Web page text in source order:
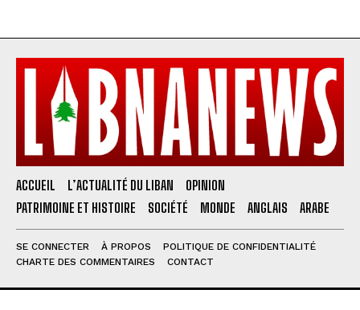
ACCUEIL L’ACTUALITÉ DU LIBAN
OPINION
PATRIMOINE ET HISTOIRE
SOCIÉTÉ MONDE ANGLAIS ARABE
SE CONNECTER À PROPOS
POLITIQUE DE CONFIDENTIALITÉ
CHARTE DES COMMENTAIRES
CONTACT